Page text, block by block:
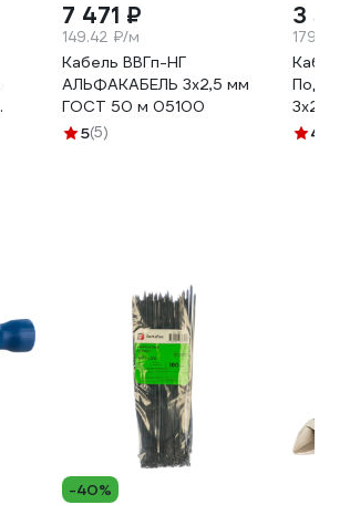
7 471 ₽
149.42 ₽/м
Кабель ВВГп-НГ
АЛЬФАКАБЕЛЬ 3х2,5 мм
ГОСТ 50 м 05100
5(5)
3
179.35
3x2,5
4.6
-40%